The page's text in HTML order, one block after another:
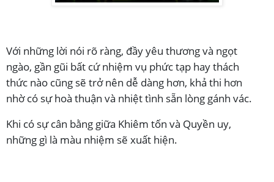
Với những lời nói rõ ràng, đầy yêu thương và ngọt
ngào, gần gũi bất cứ nhiệm vụ phức tạp hay thách
thức nào cũng sẽ trở nên dễ dàng hơn, khả thi hơn
nhờ có sự hoà thuận và nhiệt tình sẵn lòng gánh vác.
Khi có sự cân bằng giữa Khiêm tốn và Quyền uy,
những gì là màu nhiệm sẽ xuất hiện.